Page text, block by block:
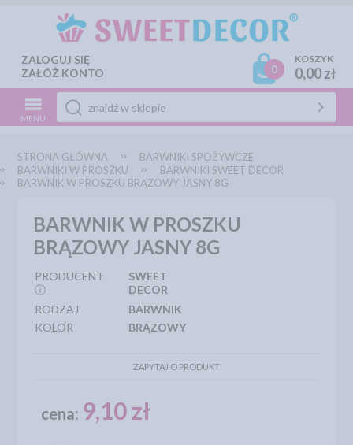
ZALOGUJ SIĘ
ZAŁÓŻ KONTO
0
KOSZYK
0,00 zł
MENU
STRONA GŁÓWNA
BARWNIKI SPOŻYWCZE
BARWNIKI W PROSZKU
BARWNIKI SWEET DECOR
BARWNIK W PROSZKU BRĄZOWY JASNY 8G
BARWNIK W PROSZKU
BRĄZOWY JASNY 8G
PRODUCENT
ⓘ
SWEET
DECOR
RODZAJ
BARWNIK
KOLOR
BRĄZOWY
ZAPYTAJ O PRODUKT
cena: 9,10 zł